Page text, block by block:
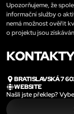
Upozorňujeme, že
informační služby o
nemá možnost ověřit
o projektu jsou
BRATISLAVSKÁ 7
WEBSITE
Našli jste překlep?